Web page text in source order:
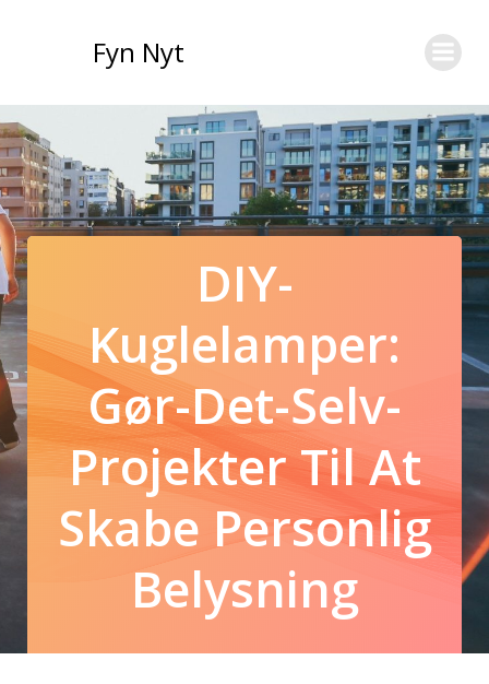
Fyn Nyt
DIY-
Kuglelamper:
Gør-Det-Selv-
Projekter Til At
Skabe Personlig
Belysning